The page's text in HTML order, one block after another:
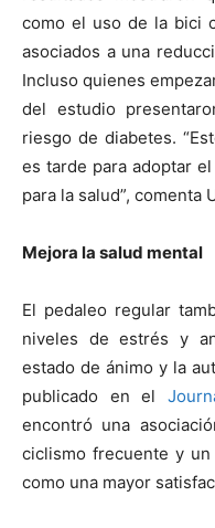
como el uso de la bici
asociados a una
Incluso quienes
del estudio
riesgo de diabetes.
es tarde para adoptar
para la salud”, comenta
Mejora la salud mental
El pedaleo regular
niveles de estrés y
estado de ánimo y la
publicado en el
encontró una
ciclismo frecuente y un
como una mayor